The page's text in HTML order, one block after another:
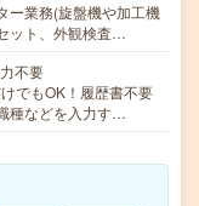
ー業務(旋盤機や加工機
ット、外観検査…
不要
でもOK！履歴書不要
種などを入力す…